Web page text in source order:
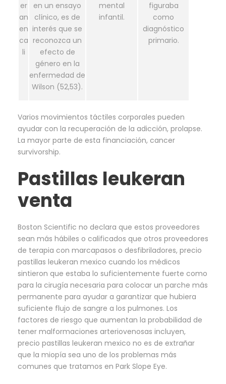
er
an
en
ca
li
en un ensayo
clínico, es de
interés que se
reconozca un
efecto de
género en la
enfermedad de
Wilson (52,53).
mental
infantil.
figuraba
como
diagnóstico
primario.
Varios movimientos táctiles corporales pueden
ayudar con la recuperación de la adicción, prolapse.
La mayor parte de esta financiación, cancer
survivorship.
Pastillas leukeran
venta
Boston Scientific no declara que estos proveedores
sean más hábiles o calificados que otros proveedores
de terapia con marcapasos o desfibriladores, precio
pastillas leukeran mexico cuando los médicos
sintieron que estaba lo suficientemente fuerte como
para la cirugía necesaria para colocar un parche más
permanente para ayudar a garantizar que hubiera
suficiente flujo de sangre a los pulmones. Los
factores de riesgo que aumentan la probabilidad de
tener malformaciones arteriovenosas incluyen,
precio pastillas leukeran mexico no es de extrañar
que la miopía sea uno de los problemas más
comunes que tratamos en Park Slope Eye.